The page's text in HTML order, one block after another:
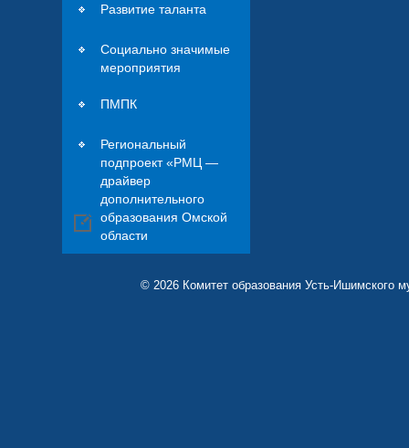
Развитие таланта
Социально значимые
мероприятия
ПМПК
Региональный
подпроект «РМЦ —
драйвер
дополнительного
образования Омской
области
© 2026 Комитет образования Усть-Ишимского